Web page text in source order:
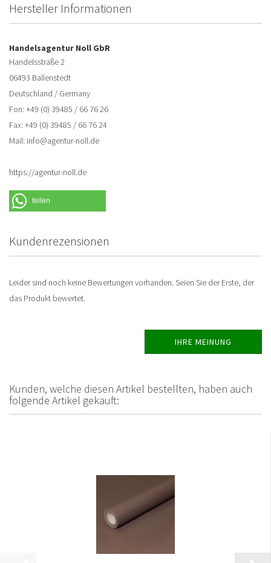
Hersteller Informationen
Handelsagentur Noll GbR
Handelsstraße 2
06493 Ballenstedt
Deutschland / Germany
Fon: +49 (0) 39485 / 66 76 26
Fax: +49 (0) 39485 / 66 76 24
Mail: info@agentur-noll.de
https://agentur-noll.de
teilen
Kundenrezensionen
Leider sind noch keine Bewertungen vorhanden. Seien Sie der Erste, der
das Produkt bewertet.
IHRE MEINUNG
Kunden, welche diesen Artikel bestellten, haben auch
folgende Artikel gekauft: